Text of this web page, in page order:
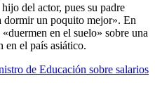
del actor, pues su padre
dormir un poquito mejor». En
en el suelo» sobre una
en el país asiático.
de Educación sobre salarios